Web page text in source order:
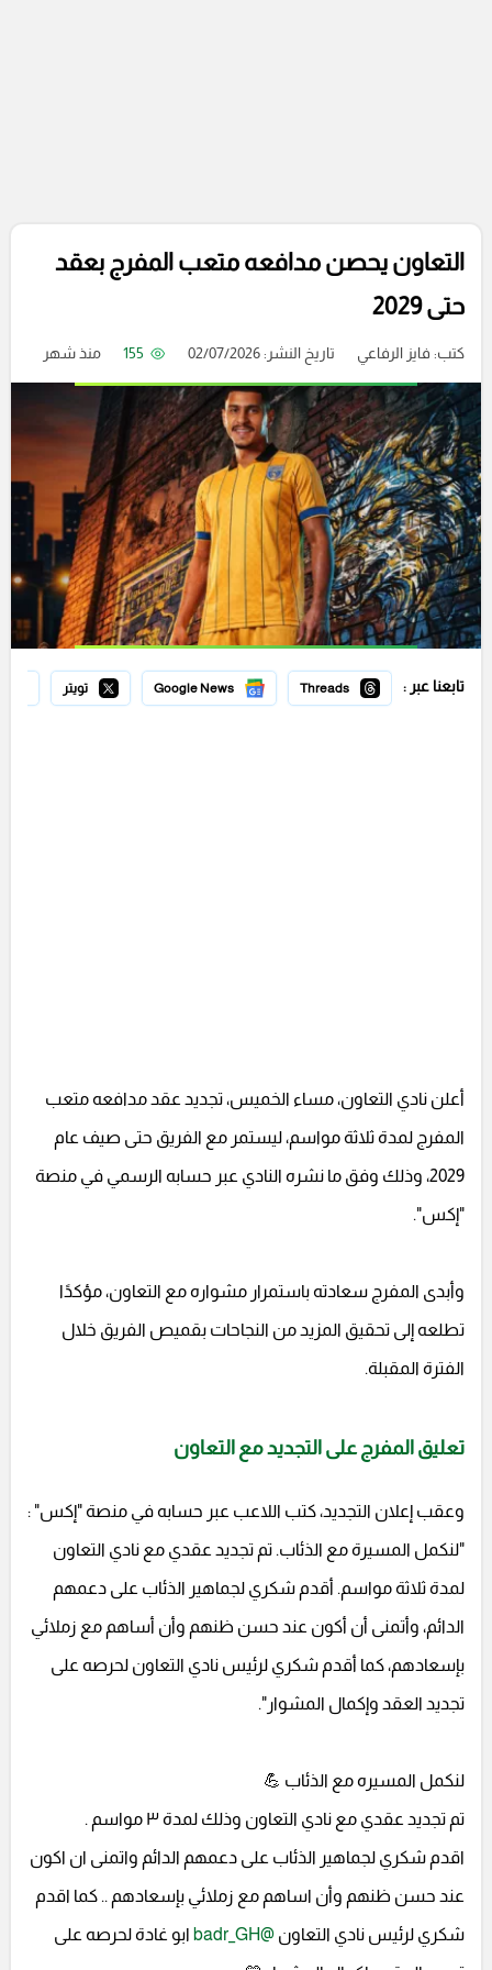
التعاون يحصن مدافعه متعب المفرج بعقد
حتى 2029
كتب: فايز الرفاعي تاريخ النشر: 02/07/2026 155 منذ شهر
تابعنا عبر : Threads
Google News تويتر
أعلن نادي التعاون، مساء الخميس، تجديد عقد مدافعه متعب
المفرج لمدة ثلاثة مواسم، ليستمر مع الفريق حتى صيف عام
2029، وذلك وفق ما نشره النادي عبر حسابه الرسمي في منصة
"إكس".
وأبدى المفرج سعادته باستمرار مشواره مع التعاون، مؤكدًا
تطلعه إلى تحقيق المزيد من النجاحات بقميص الفريق خلال
الفترة المقبلة.
تعليق المفرج على التجديد مع التعاون
وعقب إعلان التجديد، كتب اللاعب عبر حسابه في منصة "إكس" :
"لنكمل المسيرة مع الذئاب. تم تجديد عقدي مع نادي التعاون
لمدة ثلاثة مواسم. أقدم شكري لجماهير الذئاب على دعمهم
الدائم، وأتمنى أن أكون عند حسن ظنهم وأن أساهم مع زملائي
بإسعادهم، كما أقدم شكري لرئيس نادي التعاون لحرصه على
تجديد العقد وإكمال المشوار".
لنكمل المسيره مع الذئاب 💪
تم تجديد عقدي مع نادي التعاون وذلك لمدة ٣ مواسم .
اقدم شكري لجماهير الذئاب على دعمهم الدائم واتمنى ان اكون
عند حسن ظنهم وأن اساهم مع زملائي بإسعادهم .. كما اقدم
شكري لرئيس نادي التعاون @badr_GH ابو غادة لحرصه على